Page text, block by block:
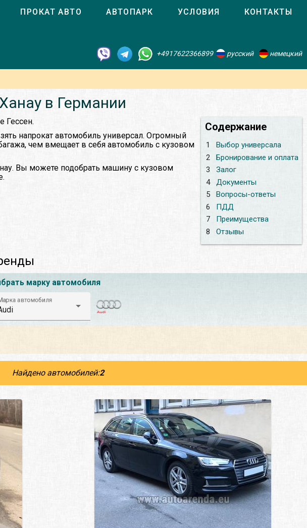
ПРОКАТ АВТО АВТОПАРК УСЛОВИЯ КОНТАКТЫ
+4917622366899 русский немецкий
в Германии
Содержание
1
Выбор универсала
2
Бронирование и оплата
3
Залог
4
Документы
5
Вопросы-ответы
6
ПДД
7
Преимущества
8
Отзывы
Гессен.
напрокат автомобиль универсал. Огромный
чем вмещает в себя автомобиль с кузовом
Вы можете подобрать машину с кузовом
марку автомобиля
автомобиля
Найдено автомобилей:2